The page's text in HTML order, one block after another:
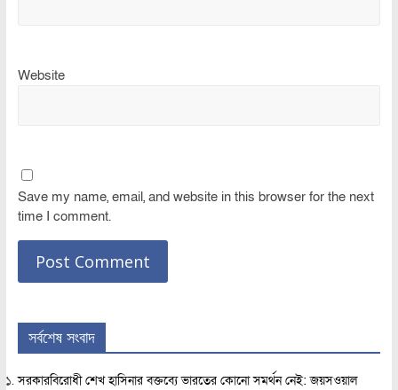
Website
Save my name, email, and website in this browser for the next
time I comment.
সর্বশেষ সংবাদ
সরকারবিরোধী শেখ হাসিনার বক্তব্যে ভারতের কোনো সমর্থন নেই: জয়সওয়াল